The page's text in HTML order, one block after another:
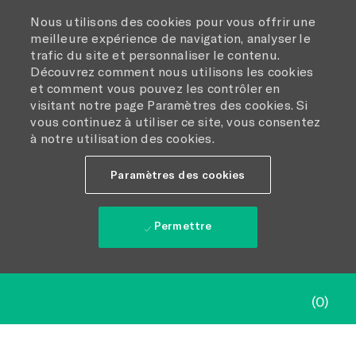
Nous utilisons des cookies pour vous offrir une
meilleure expérience de navigation, analyser le
trafic du site et personnaliser le contenu.
Découvrez comment nous utilisons les cookies
et comment vous pouvez les contrôler en
visitant notre page Paramètres des cookies. Si
vous continuez à utiliser ce site, vous consentez
à notre utilisation des cookies.
Paramètres des cookies
Permettre
(0)